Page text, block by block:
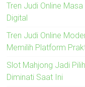
Tren Judi Online
Digital
Tren Judi Online
Memilih Platform
Slot Mahjong Jadi
Diminati Saat Ini